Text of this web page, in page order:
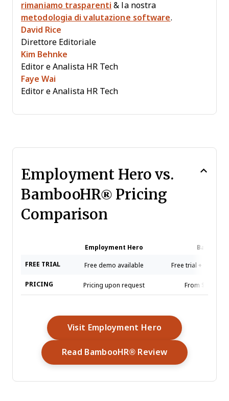
rimaniamo trasparenti & la nostra
metodologia di valutazione software.
David Rice
Direttore Editoriale
Kim Behnke
Editor e Analista HR Tech
Faye Wai
Editor e Analista HR Tech
Employment Hero vs.
BambooHR® Pricing
Comparison
Employment Hero
FREE TRIAL Free demo available Free trial + free
PRICING Pricing upon request From $10/
Visit Employment Hero Opens New
Read BambooHR® ReviewOpens New